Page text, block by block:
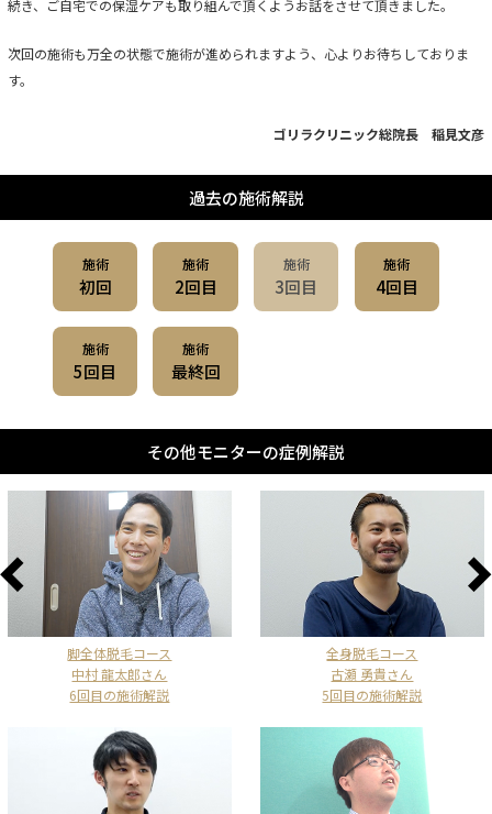
続き、ご自宅での保湿ケアも取り組んで頂くようお話をさせて頂きました。
次回の施術も万全の状態で施術が進められますよう、心よりお待ちしておりま
す。
ゴリラクリニック総院長 稲見文彦
過去の施術解説
施術
初回
施術
2回目
施術
3回目
施術
4回目
施術
5回目
施術
最終回
その他モニターの症例解説
脚全体脱毛コース
中村 龍太郎さん
6回目の施術解説
全身脱毛コース
古瀬 勇貴さん
5回目の施術解説